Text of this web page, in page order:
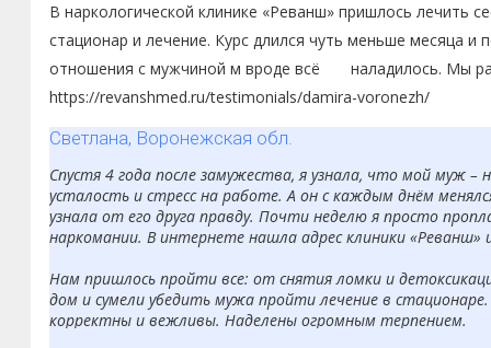
В наркологической клинике «Реванш» пришлось лечить
стационар и лечение. Курс длился чуть меньше месяца и
отношения с мужчиной м вроде всё наладилось. Мы
https://revanshmed.ru/testimonials/damira-voronezh/
Светлана, Воронежская обл.
Спустя 4 года после замужества, я узнала, что мой муж –
усталость и стресс на работе. А он с каждым днём
узнала от его друга правду. Почти неделю я просто
наркомании. В интернете нашла адрес клиники
Нам пришлось пройти все: от снятия ломки и
дом и сумели убедить мужа пройти лечение в
корректны и вежливы. Наделены огромным терпением.